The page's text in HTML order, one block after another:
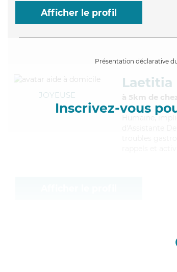
Afficher le profil
Présentation déclarative
Inscrivez-vous
JOYEUSE
Laetitia
à 5km de
,
d'Assistante